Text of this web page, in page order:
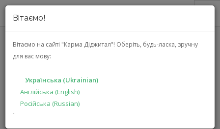
Вітаємо!
Вітаємо на сайті "Карма Діджитал"! Оберіть, будь-ласка, зручну
для вас мову:
Українська (Ukrainian)
Англійська (English)
Російська (Russian)
`
ПРО НАС
АКЦІЇ
РІШЕННЯ
ВИРОБНИКАМ
(IEUEBGAIRPOPRSLT124)
ГОЛОВНА КАТАЛОГ